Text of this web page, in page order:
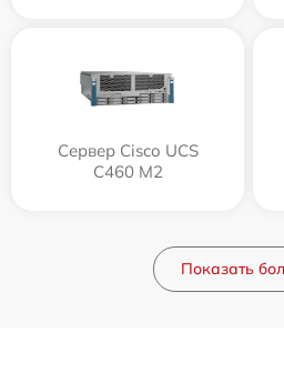
Сервер Cisco UCS
C460 M2
Показать